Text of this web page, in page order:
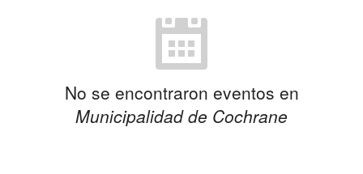
No se encontraron eventos en
Municipalidad de Cochrane